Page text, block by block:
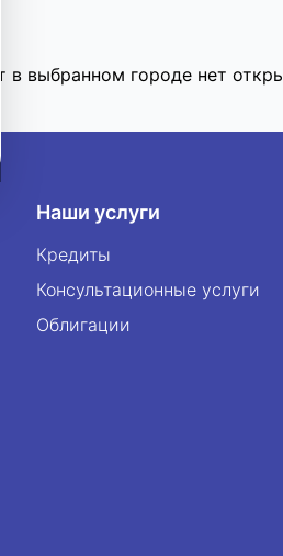
в выбранном городе нет
Наши услуги
Кредиты
Консультационные услуги
Облигации